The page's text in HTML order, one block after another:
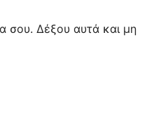
σου. Δέξου αυτά και μη